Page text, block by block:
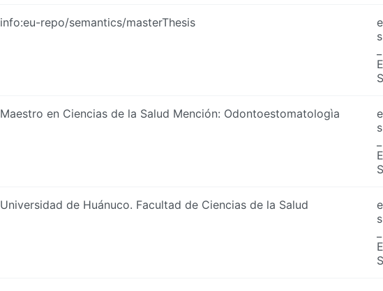
info:eu-repo/semantics/masterThesis
e
s
E
S
Maestro en Ciencias de la Salud Mención: Odontoestomatologìa
e
s
E
S
Universidad de Huánuco. Facultad de Ciencias de la Salud
e
s
E
S